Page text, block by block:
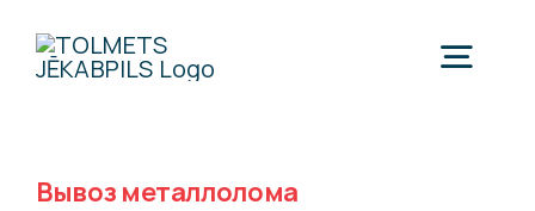
Вывоз металлолома